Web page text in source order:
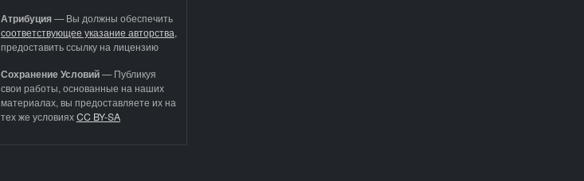
Атрибуция—Вы должны обеспечить
соответствующее указание авторства,
предоставить ссылку на лицензию
Сохранение Условий— Публикуя
свои работы, основанные на наших
материалах, вы предоставляете их на
тех же условияхCC BY-SA